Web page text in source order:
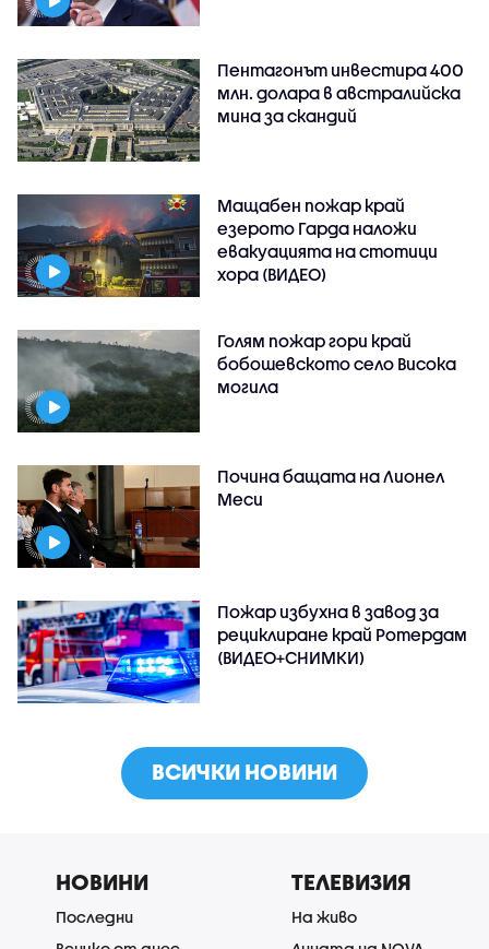
Пентагонът инвестира 400
млн. долара в австралийска
мина за скандий
Мащабен пожар край
езерото Гарда наложи
евакуацията на стотици
хора (ВИДЕО)
Голям пожар гори край
бобошевското село Висока
могила
Почина бащата на Лионел
Меси
Пожар избухна в завод за
рециклиране край Ротердам
(ВИДЕО+СНИМКИ)
ВСИЧКИ НОВИНИ
НОВИНИ
Последни
ТЕЛЕВИЗИЯ
На живо